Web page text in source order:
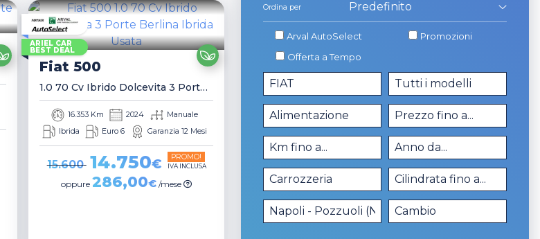
ARIEL CAR
BEST DEAL
Fiat500
1.0 70 Cv Ibrido Dolcevita 3 Porte Berlina
16.353 Km 2024
Manuale
Ibrida
Euro 6 Garanzia 12 Mesi
15.600 14.750€ PROMO!
IVA INCLUSA
oppure 286,00€ /mese
Ordina per
Arval AutoSelect
Promozioni
Offerta a Tempo